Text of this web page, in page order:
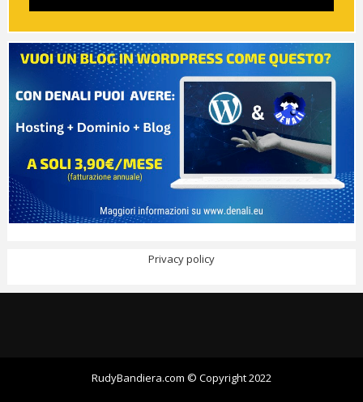
Privacy policy
RudyBandiera.com © Copyright 2022